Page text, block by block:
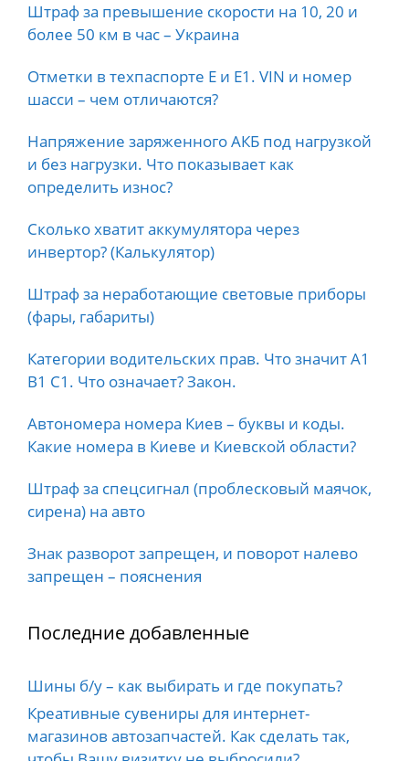
Штраф за превышение скорости на 10, 20 и
более 50 км в час – Украина
Отметки в техпаспорте E и E1. VIN и номер
шасси – чем отличаются?
Напряжение заряженного АКБ под нагрузкой
и без нагрузки. Что показывает как
определить износ?
Сколько хватит аккумулятора через
инвертор? (Калькулятор)
Штраф за неработающие световые приборы
(фары, габариты)
Категории водительских прав. Что значит А1
B1 C1. Что означает? Закон.
Автономера номера Киев – буквы и коды.
Какие номера в Киеве и Киевской области?
Штраф за спецсигнал (проблесковый маячок,
сирена) на авто
Знак разворот запрещен, и поворот налево
запрещен – пояснения
Последние добавленные
Шины б/у – как выбирать и где покупать?
Креативные сувениры для интернет-
магазинов автозапчастей. Как сделать так,